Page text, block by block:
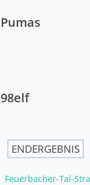
Pumas
98elf
ENDERGEBNIS
Feuerbacher-Tal-